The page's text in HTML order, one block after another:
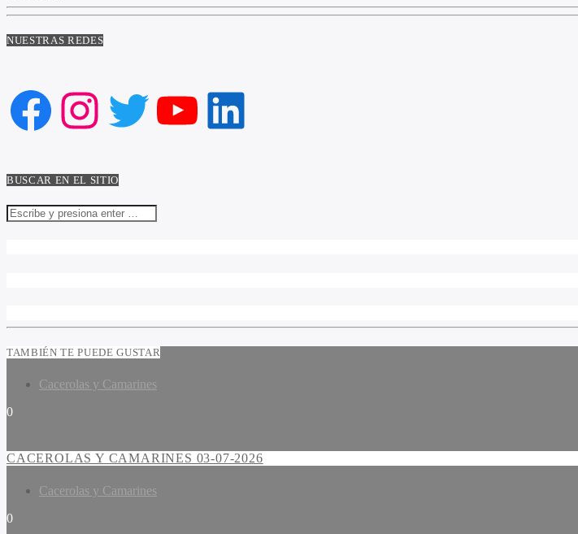
NUESTRAS REDES
Facebook
Instagram
Twitter
YouTube
LinkedIn
BUSCAR EN EL SITIO
TAMBIÉN TE PUEDE GUSTAR
Cacerolas y Camarines
0
CACEROLAS Y CAMARINES 03-07-2026
Cacerolas y Camarines
0